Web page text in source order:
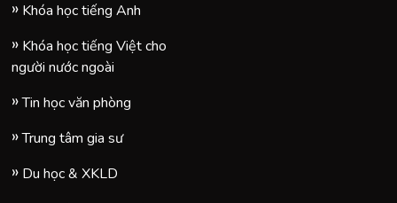
Khóa học tiếng Anh
Khóa học tiếng Việt cho
người nước ngoài
Tin học văn phòng
Trung tâm gia sư
Du học & XKLD